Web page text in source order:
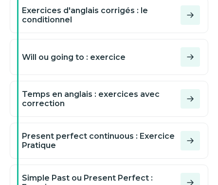
Exercices d'anglais corrigés : le
conditionnel
Will ou going to : exercice
Temps en anglais : exercices avec
correction
Present perfect continuous : Exercice
Pratique
Simple Past ou Present Perfect :